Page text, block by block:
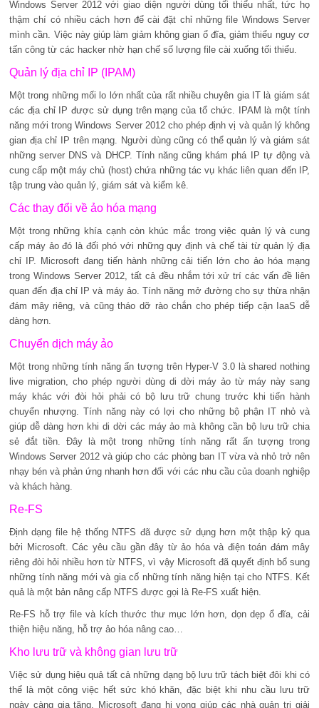
Windows Server 2012 với giao diện người dùng tối thiểu nhất, tức họ
thậm chí có nhiều cách hơn để cài đặt chỉ những file Windows Server
mình cần. Việc này giúp làm giảm không gian ổ đĩa, giảm thiểu nguy cơ
tấn công từ các hacker nhờ hạn chế số lượng file cài xuống tối thiểu.
Quản lý địa chỉ IP (IPAM)
Một trong những mối lo lớn nhất của rất nhiều chuyên gia IT là giám sát
các địa chỉ IP được sử dụng trên mạng của tổ chức. IPAM là một tính
năng mới trong Windows Server 2012 cho phép định vị và quản lý không
gian địa chỉ IP trên mạng. Người dùng cũng có thể quản lý và giám sát
những server DNS và DHCP. Tính năng cũng khám phá IP tự động và
cung cấp một máy chủ (host) chứa những tác vụ khác liên quan đến IP,
tập trung vào quản lý, giám sát và kiểm kê.
Các thay đổi về ảo hóa mạng
Một trong những khía cạnh còn khúc mắc trong việc quản lý và cung
cấp máy ảo đó là đối phó với những quy định và chế tài từ quản lý địa
chỉ IP. Microsoft đang tiến hành những cải tiến lớn cho ảo hóa mạng
trong Windows Server 2012, tất cả đều nhắm tới xử trí các vấn đề liên
quan đến địa chỉ IP và máy ảo. Tính năng mở đường cho sự thừa nhận
đám mây riêng, và cũng tháo dỡ rào chắn cho phép tiếp cận IaaS dễ
dàng hơn.
Chuyển dịch máy ảo
Một trong những tính năng ấn tượng trên Hyper-V 3.0 là shared nothing
live migration, cho phép người dùng di dời máy ảo từ máy này sang
máy khác với đòi hỏi phải có bộ lưu trữ chung trước khi tiến hành
chuyển nhượng. Tính năng này có lợi cho những bộ phận IT nhỏ và
giúp dễ dàng hơn khi di dời các máy ảo mà không cần bộ lưu trữ chia
sẻ đắt tiền. Đây là một trong những tính năng rất ấn tượng trong
Windows Server 2012 và giúp cho các phòng ban IT vừa và nhỏ trở nên
nhạy bén và phản ứng nhanh hơn đối với các nhu cầu của doanh nghiệp
và khách hàng.
Re-FS
Định dạng file hệ thống NTFS đã được sử dụng hơn một thập kỷ qua
bởi Microsoft. Các yêu cầu gần đây từ ảo hóa và điện toán đám mây
riêng đòi hỏi nhiều hơn từ NTFS, vì vậy Microsoft đã quyết định bổ sung
những tính năng mới và gia cố những tính năng hiện tại cho NTFS. Kết
quả là một bản nâng cấp NTFS được gọi là Re-FS xuất hiện.
Re-FS hỗ trợ file và kích thước thư mục lớn hơn, dọn dẹp ổ đĩa, cải
thiện hiệu năng, hỗ trợ ảo hóa nâng cao…
Kho lưu trữ và không gian lưu trữ
Việc sử dụng hiệu quả tất cả những dạng bộ lưu trữ tách biệt đôi khi có
thể là một công việc hết sức khó khăn, đặc biệt khi nhu cầu lưu trữ
ngày càng gia tăng. Microsoft đang hi vọng giúp các nhà quản trị giải